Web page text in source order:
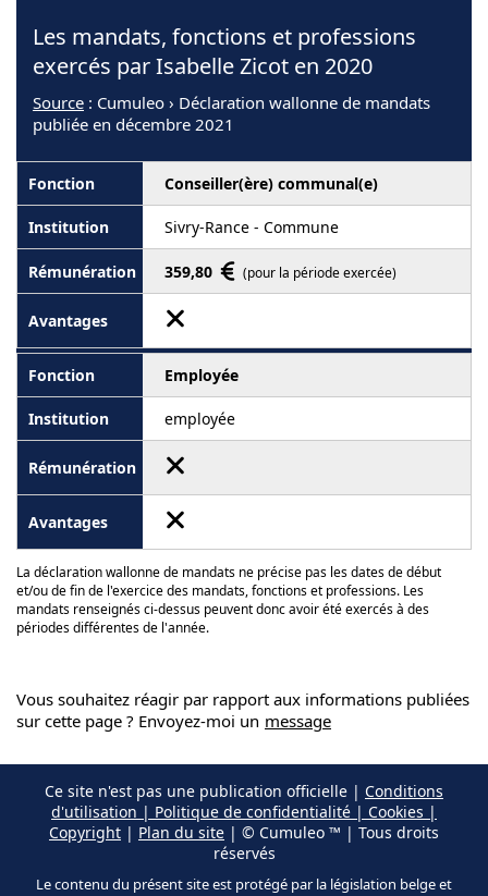
Les mandats, fonctions et professions
exercés par Isabelle Zicot en 2020
Source : Cumuleo › Déclaration wallonne de mandats
publiée en décembre 2021
Conseiller(ère) communal(e)
Sivry-Rance - Commune
359,80 (pour la période exercée)
Employée
employée
La déclaration wallonne de mandats ne précise pas les dates de début
et/ou de fin de l'exercice des mandats, fonctions et professions. Les
mandats renseignés ci-dessus peuvent donc avoir été exercés à des
périodes différentes de l'année.
Vous souhaitez réagir par rapport aux informations publiées
sur cette page ? Envoyez-moi un message
Ce site n'est pas une publication officielle | Conditions
d'utilisation | Politique de confidentialité | Cookies |
Copyright | Plan du site | © Cumuleo ™ | Tous droits
réservés
Le contenu du présent site est protégé par la législation belge et